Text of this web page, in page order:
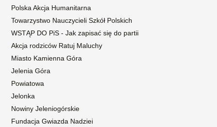
Polska Akcja Humanitarna
Towarzystwo Nauczycieli Szkół Polskich
WSTĄP DO PiS - Jak zapisać się do partii
Akcja rodziców Ratuj Maluchy
Miasto Kamienna Góra
Jelenia Góra
Powiatowa
Jelonka
Nowiny Jeleniogórskie
Fundacja Gwiazda Nadziei